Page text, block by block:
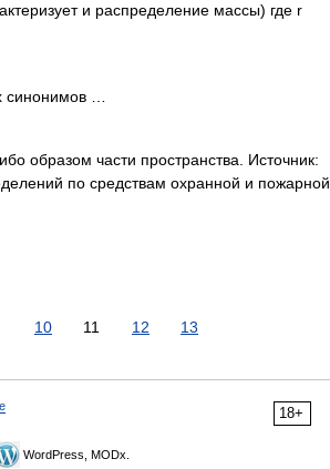
и распределение массы) где r
…
образом части пространства. Источник:
по средствам охранной и пожарной
10 11 12 13
18+
WordPress, MODx.